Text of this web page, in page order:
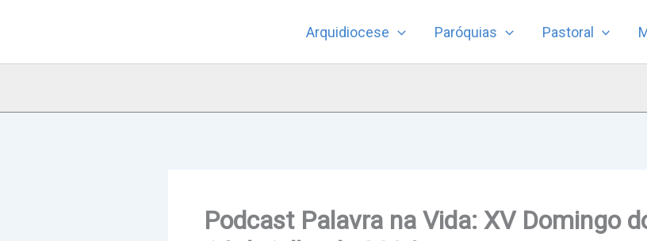
Arquidiocese Paróquias Pastoral
Podcast Palavra na Vida: XV Domingo